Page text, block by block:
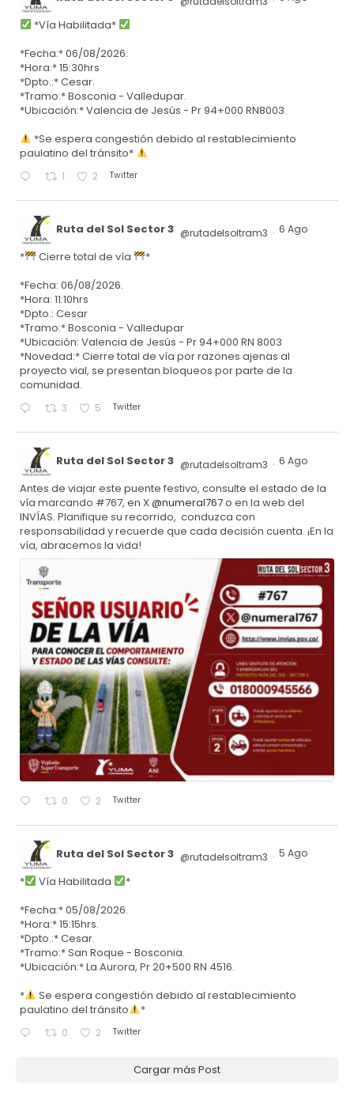
*Vía Habilitada*
*Fecha:* 06/08/2026.
*Hora:* 15:30hrs
*Dpto.:* Cesar.
*Tramo:* Bosconia - Valledupar.
*Ubicación:* Valencia de Jesús - Pr 94+000 RN8003.
*Se espera congestión debido al restablecimiento
paulatino del tránsito*
1 2 Twitter
Ruta del Sol Sector 3 @rutadelsoltram3 · 6 Ago
* Cierre total de vía
*
*Fecha: 06/08/2026.
*Hora: 11:10hrs
*Dpto.: Cesar
*Tramo:* Bosconia - Valledupar
*Ubicación: Valencia de Jesús - Pr 94+000 RN 8003
*Novedad:* Cierre total de vía por razones ajenas al
proyecto vial, se presentan bloqueos por parte de la
comunidad.
3 5 Twitter
Ruta del Sol Sector 3 @rutadelsoltram3 · 6 Ago
Antes de viajar este puente festivo, consulte el estado de la
vía marcando #767, en X@numeral767o en la web del
INVÍAS. Planifique su recorrido, conduzca con
responsabilidad y recuerde que cada decisión cuenta. ¡En la
vía, abracemos la vida!
0 2 Twitter
Ruta del Sol Sector 3 @rutadelsoltram3 · 5 Ago
* Vía Habilitada
*
*Fecha:* 05/08/2026.
*Hora:* 15:15hrs.
*Dpto.:* Cesar.
*Tramo:* San Roque - Bosconia.
*Ubicación:* La Aurora, Pr 20+500 RN 4516.
*
Se espera congestión debido al restablecimiento
paulatino del tránsito
*
0 2 Twitter
Cargar más Post